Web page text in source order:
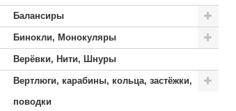
Балансиры
Бинокли, Монокуляры
Верёвки, Нити, Шнуры
Вертлюги, карабины, кольца, застёжки,
поводки